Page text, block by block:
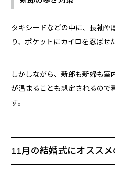
タキシードなどの中に、長袖や
り、ポケットにカイロを忍ばせ
しかしながら、新郎も新婦も
が温まることも想定されるので
す。
11月の結婚式にオススメ